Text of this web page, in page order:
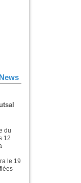
News
du
12
le 19